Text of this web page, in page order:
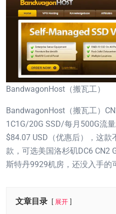
BandwagonHost（搬瓦工）
BandwagonHost（搬瓦工）
1C1G/20G SSD/每月500G流
$84.07 USD（优惠后），这款
款，可选美国洛杉矶DC6 CN2
斯特丹9929机房，还没入手的
文章目录 展开